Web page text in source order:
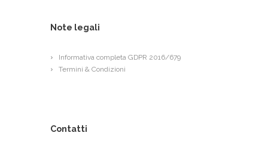
Note legali
Informativa completa GDPR 2016/679
Termini & Condizioni
Contatti